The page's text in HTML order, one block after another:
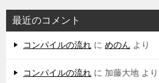
最近のコメント
コンパイルの流れ に めのん より
コンパイルの流れ に 加藤大地 より